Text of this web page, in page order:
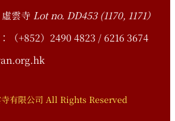
雲寺 Lot no. DD453 (1170, 1171）
（+852）2490 4823 / 6216 3674
有限公司 All Rights Reserved